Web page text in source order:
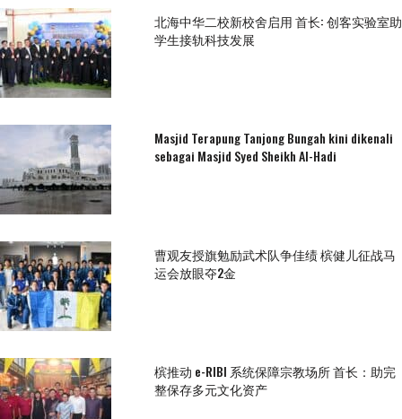
北海中华二校新校舍启用 首长: 创客实验室助
学生接轨科技发展
Masjid Terapung Tanjong Bungah kini dikenali
sebagai Masjid Syed Sheikh Al-Hadi
曹观友授旗勉励武术队争佳绩 槟健儿征战马
运会放眼夺2金
槟推动 e-RIBI 系统保障宗教场所 首长：助完
整保存多元文化资产